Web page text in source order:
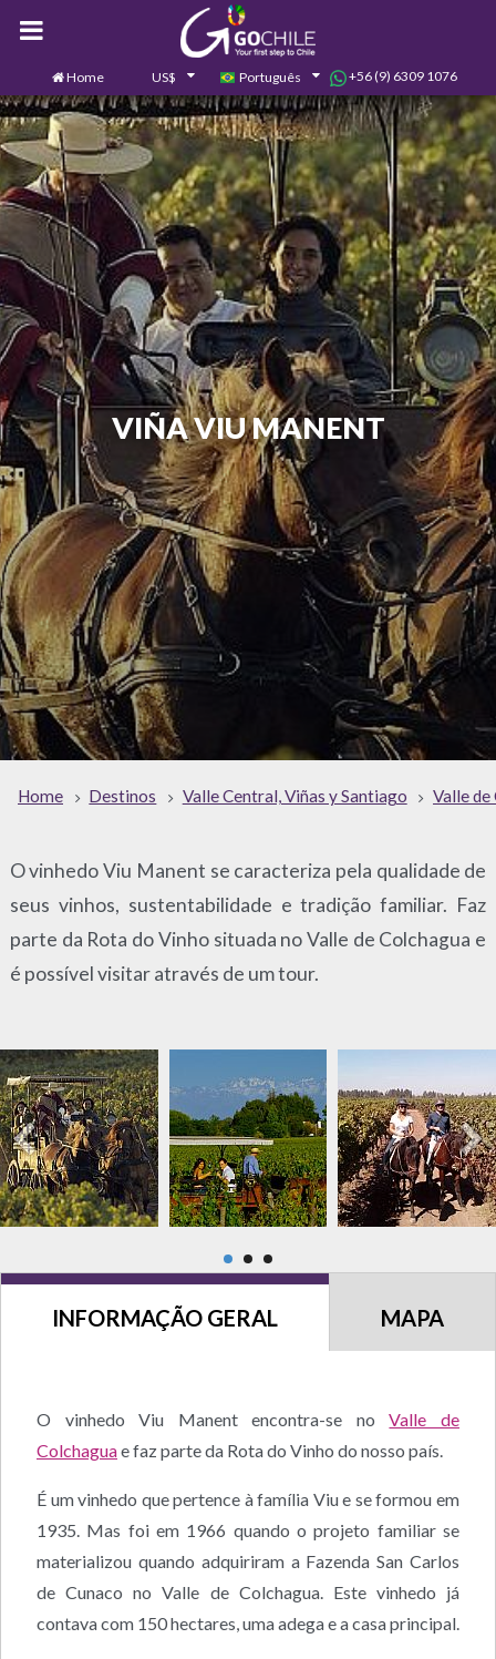
Home US$ Português +56 (9) 6309 1076
Contate-nos 0
VIÑA VIU MANENT
Home Destinos Valle Central, Viñas y Santiago Valle de
O vinhedo Viu Manent se caracteriza pela qualidade de
seus vinhos, sustentabilidade e tradição familiar. Faz
parte da Rota do Vinho situada no Valle de Colchagua e
é possível visitar através de um tour.
INFORMAÇÃO GERAL MAPA
O vinhedo Viu Manent encontra-se noValle de
Colchaguae faz parte da Rota do Vinho do nosso país.
É um vinhedo que pertence à família Viu e se formou em
1935. Mas foi em 1966 quando o projeto familiar se
materializou quando adquiriram a Fazenda San Carlos
de Cunaco no Valle de Colchagua. Este vinhedo já
contava com 150 hectares, uma adega e a casa principal.